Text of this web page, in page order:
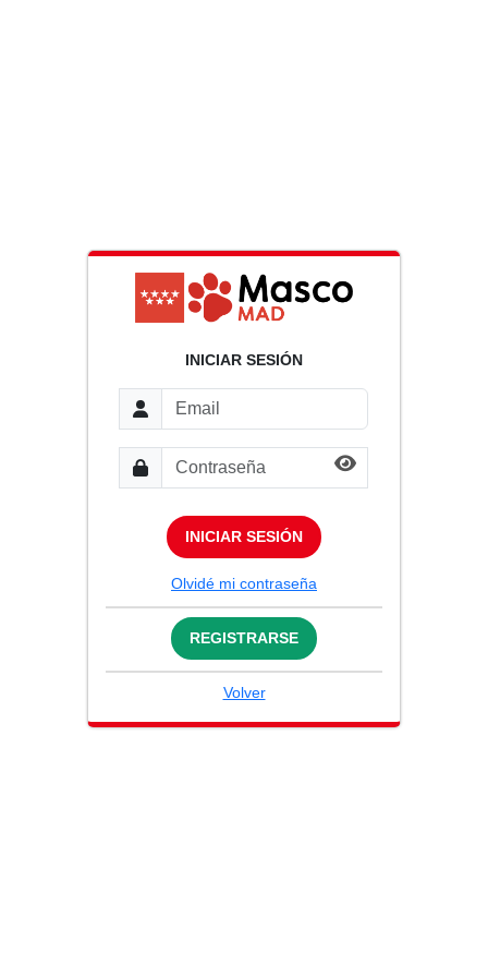
INICIAR SESIÓN
INICIAR SESIÓN
Olvidé mi contraseña
REGISTRARSE
Volver